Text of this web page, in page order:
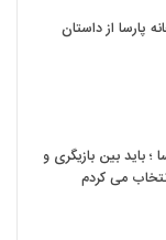
پارسا از داستان
؛ باید بین بازیگری و
می کردم